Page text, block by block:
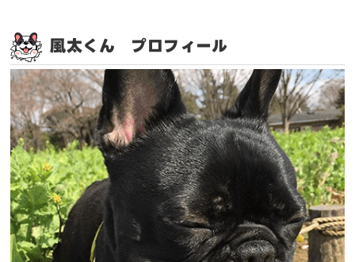
風太くん プロフィール